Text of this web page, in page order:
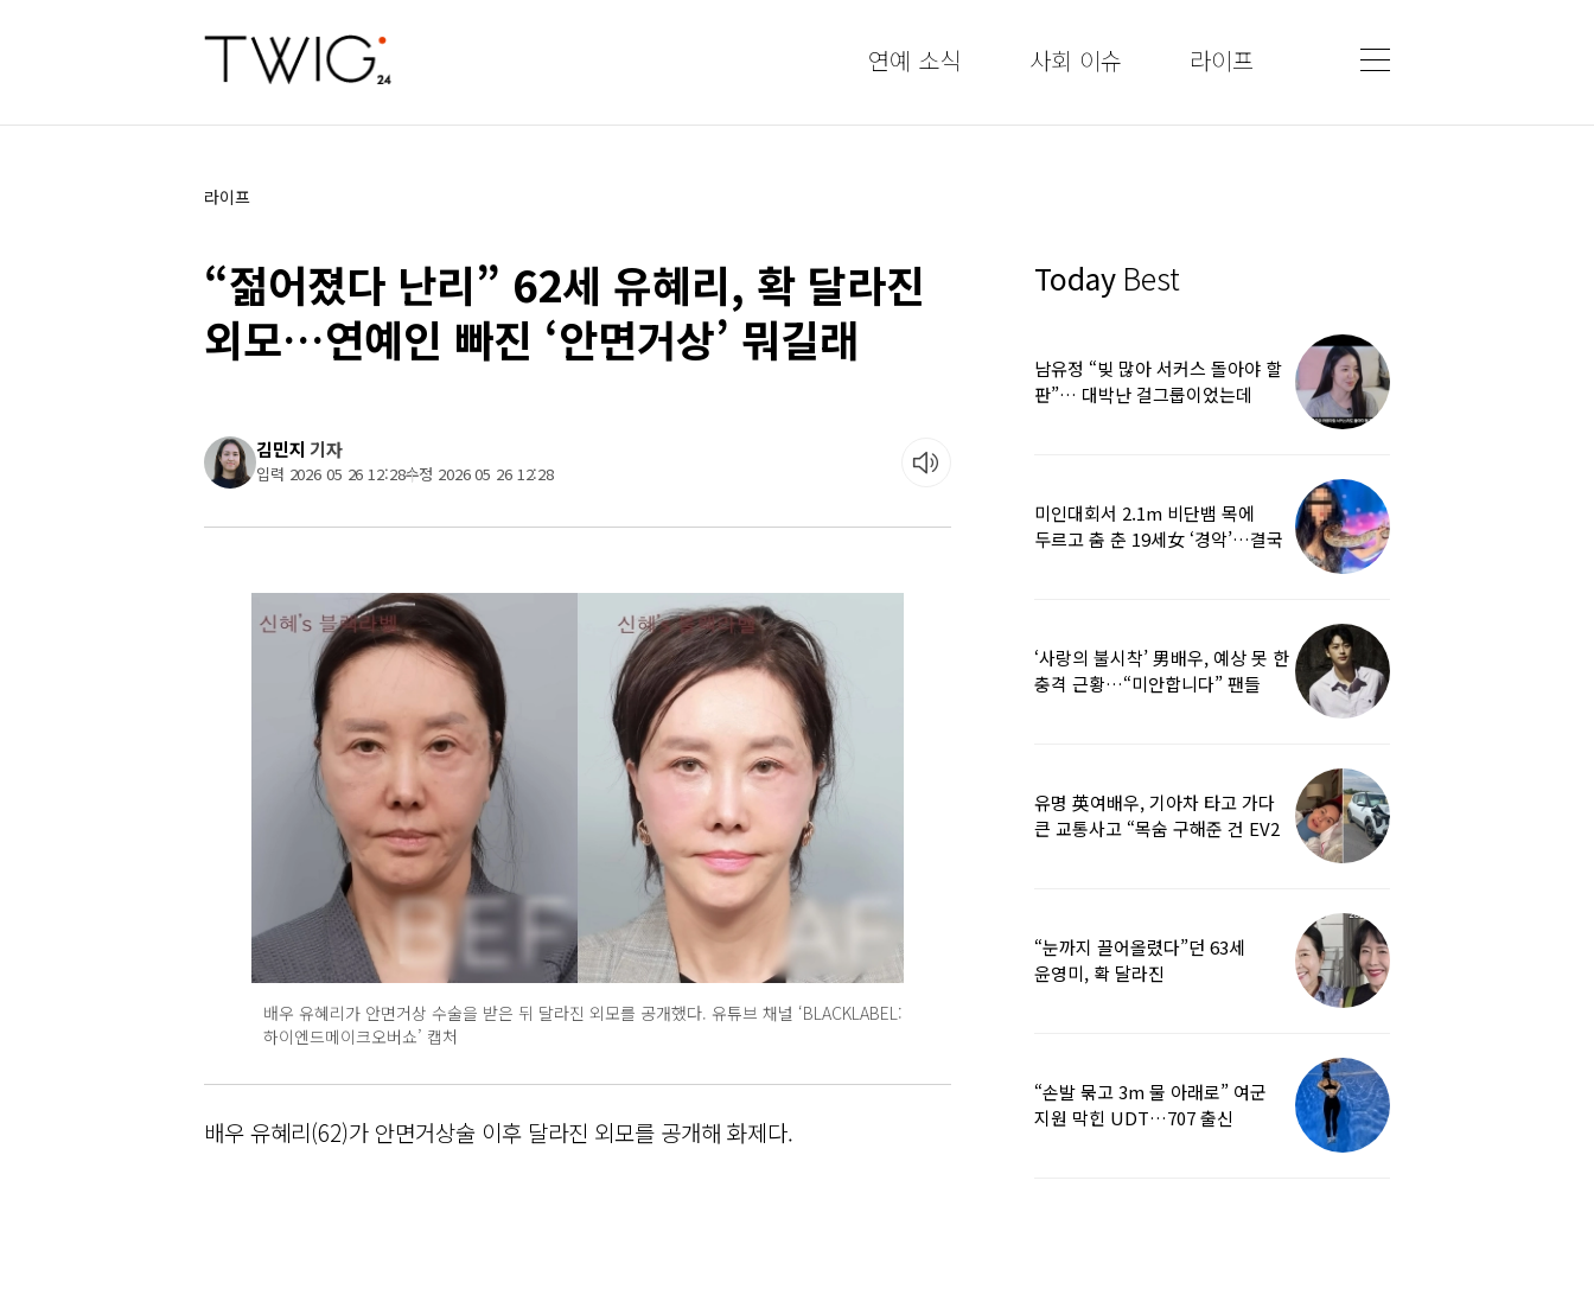
연예 소식 사회 이슈 라이프
라이프
“젊어졌다 난리” 62세 유혜리, 확 달라진
외모…연예인 빠진 ‘안면거상’ 뭐길래
김민지 기자
입력 2026 05 26 12:28수정 2026 05 26 12:28
배우 유혜리가 안면거상 수술을 받은 뒤 달라진 외모를 공개했다. 유튜브 채널 ‘BLACKLABEL:
하이엔드메이크오버쇼’ 캡처
배우 유혜리(62)가 안면거상술 이후 달라진 외모를 공개해 화제다.
Today Best
남유정 “빚 많아 서커스 돌아야 할
판”… 대박난 걸그룹이었는데
미인대회서 2.1m 비단뱀 목에
두르고 춤 춘 19세女 ‘경악’…결국
‘사랑의 불시착’ 男배우, 예상 못 한
충격 근황…“미안합니다” 팬들
유명 英여배우, 기아차 타고 가다
큰 교통사고 “목숨 구해준 건 EV2
“눈까지 끌어올렸다”던 63세
윤영미, 확 달라진
“손발 묶고 3m 물 아래로” 여군
지원 막힌 UDT…707 출신